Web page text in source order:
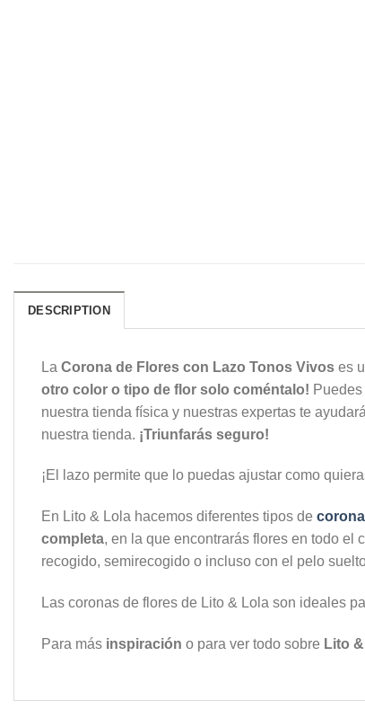
DESCRIPTION
La Corona de Flores con Lazo Tonos Vivos es
otro color o tipo de flor solo coméntalo!
nuestra tienda física y nuestras expertas te
nuestra tienda. ¡Triunfarás seguro!
¡El lazo permite que lo puedas ajustar como
En Lito & Lola hacemos diferentes tipos de
completa, en la que encontrarás flores en todo el
recogido, semirecogido o incluso con el pelo
Las coronas de flores de Lito & Lola son ideales
Para más inspiración o para ver todo sobre Lito